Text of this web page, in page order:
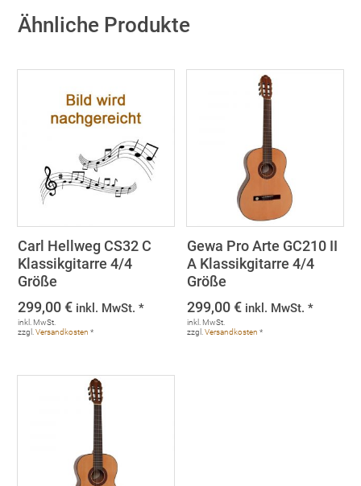
Ähnliche Produkte
Carl Hellweg CS32 C
Klassikgitarre 4/4
Größe
299,00€ inkl. MwSt. *
inkl. MwSt.
zzgl.Versandkosten *
Gewa Pro Arte GC210 II
A Klassikgitarre 4/4
Größe
299,00€ inkl. MwSt. *
inkl. MwSt.
zzgl.Versandkosten *